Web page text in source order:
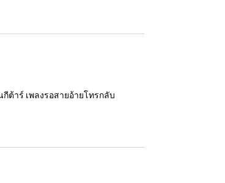
ต้าร์ เพลงรอสายอ้ายโทรกลับ